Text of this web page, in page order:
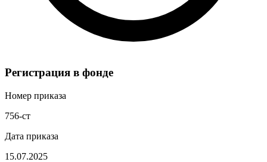
Регистрация в фонде
Номер приказа
756-ст
Дата приказа
15.07.2025